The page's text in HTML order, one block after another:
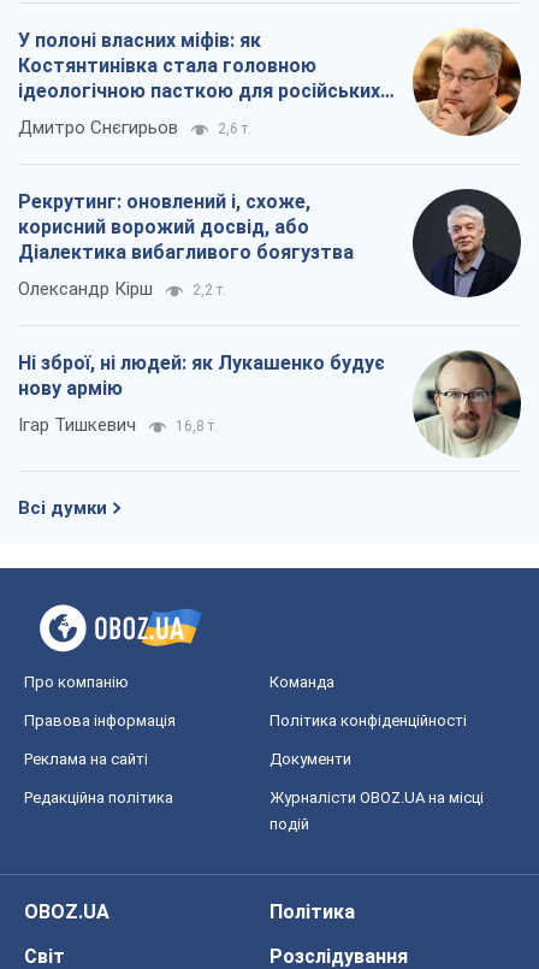
У полоні власних міфів: як
Костянтинівка стала головною
ідеологічною пасткою для російських
окупантів
Дмитро Снєгирьов 2,6 т.
Рекрутинг: оновлений і, схоже,
корисний ворожий досвід, або
Діалектика вибагливого боягузтва
Олександр Кірш 2,2 т.
Ні зброї, ні людей: як Лукашенко будує
нову армію
Ігар Тишкевич 16,8 т.
Всі думки
Про компанію Команда
Правова інформація Політика конфіденційності
Реклама на сайті Документи
Редакційна політика
Журналісти OBOZ.UA на місці
подій
OBOZ.UA
Політика
Світ
Розслідування